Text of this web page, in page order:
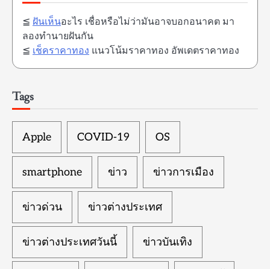
≦ ฝันเห็นอะไร เชื่อหรือไม่ว่ามันอาจบอกอนาคต มา
ลองทำนายฝันกัน
≦ เช็คราคาทอง แนวโน้มราคาทอง อัพเดตราคาทอง
Tags
Apple COVID-19 OS
smartphone ข่าว ข่าวการเมือง
ข่าวด่วน ข่าวต่างประเทศ
ข่าวต่างประเทศวันนี้ ข่าวบันเทิง